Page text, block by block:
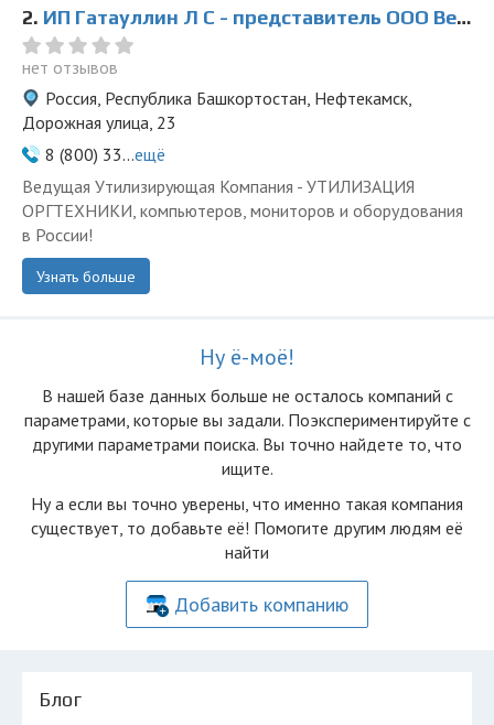
2. ИП Гатауллин Л С - представитель ООО Ведущая Утилизирующая Компания
нет отзывов
Россия, Республика Башкортостан, Нефтекамск,
Дорожная улица, 23
8 (800) 33...ещё
Ведущая Утилизирующая Компания - УТИЛИЗАЦИЯ
ОРГТЕХНИКИ, компьютеров, мониторов и оборудования
в России!
Узнать больше
Ну ё-моё!
В нашей базе данных больше не осталоcь компаний с
параметрами, которые вы задали. Поэкспериментируйте с
другими параметрами поиска. Вы точно найдете то, что
ищите.
Ну а если вы точно уверены, что именно такая компания
существует, то добавьте её! Помогите другим людям её
найти
Добавить компанию
Блог